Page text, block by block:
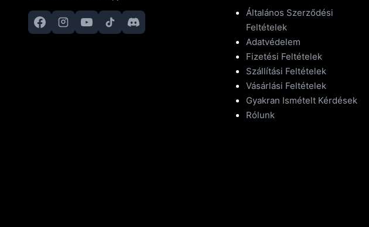
Általános Szerződési
Feltételek
Adatvédelem
Fizetési Feltételek
Szállítási Feltételek
Vásárlási Feltételek
Gyakran Ismételt Kérdések
Rólunk